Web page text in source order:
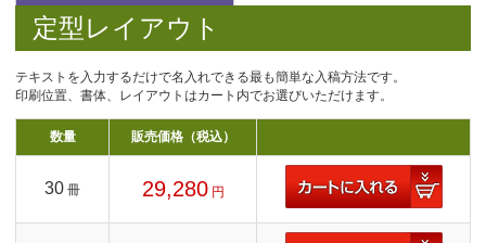
定型レイアウト
テキストを入力するだけで名入れできる最も簡単な入稿方法です。
印刷位置、書体、レイアウトはカート内でお選びいただけます。
数量 販売価格（税込）
30 冊 29,280 円